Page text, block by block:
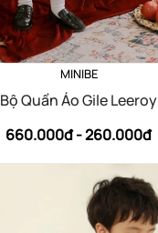
MINIBE
Bộ Quần Áo Gile Leeroy
660.000đ -260.000đ